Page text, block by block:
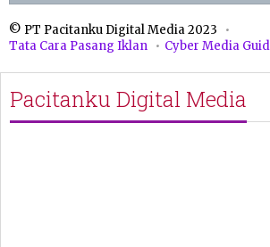
© PT Pacitanku Digital Media 2023
Tata Cara Pasang Iklan
Cyber Media
Pacitanku Digital Media